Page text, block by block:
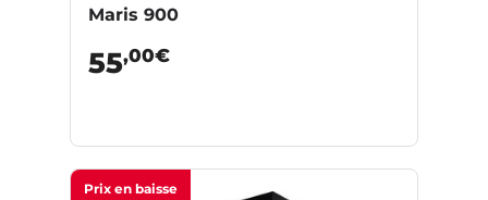
Maris 900
55,00€
Prix en baisse